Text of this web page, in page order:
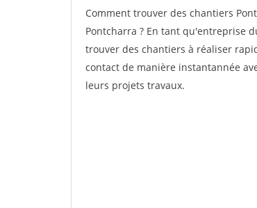
Comment trouver des chantiers
Pontcharra ? En tant qu'entreprise
trouver des chantiers à réaliser
contact de manière instantannée
leurs projets travaux.